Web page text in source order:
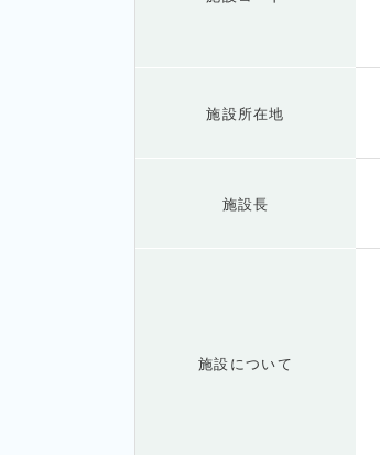
施設所在地
施設長
施設について